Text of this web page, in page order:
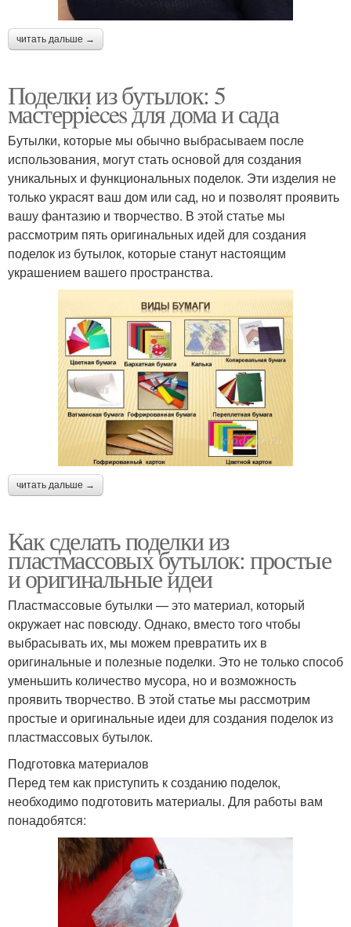
читать дальше →
Поделки из бутылок: 5
мастерpieces для дома и сада
Бутылки, которые мы обычно выбрасываем после
использования, могут стать основой для создания
уникальных и функциональных поделок. Эти изделия не
только украсят ваш дом или сад, но и позволят проявить
вашу фантазию и творчество. В этой статье мы
рассмотрим пять оригинальных идей для создания
поделок из бутылок, которые станут настоящим
украшением вашего пространства.
читать дальше →
Как сделать поделки из
пластмассовых бутылок: простые
и оригинальные идеи
Пластмассовые бутылки — это материал, который
окружает нас повсюду. Однако, вместо того чтобы
выбрасывать их, мы можем превратить их в
оригинальные и полезные поделки. Это не только способ
уменьшить количество мусора, но и возможность
проявить творчество. В этой статье мы рассмотрим
простые и оригинальные идеи для создания поделок из
пластмассовых бутылок.
Подготовка материалов
Перед тем как приступить к созданию поделок,
необходимо подготовить материалы. Для работы вам
понадобятся: